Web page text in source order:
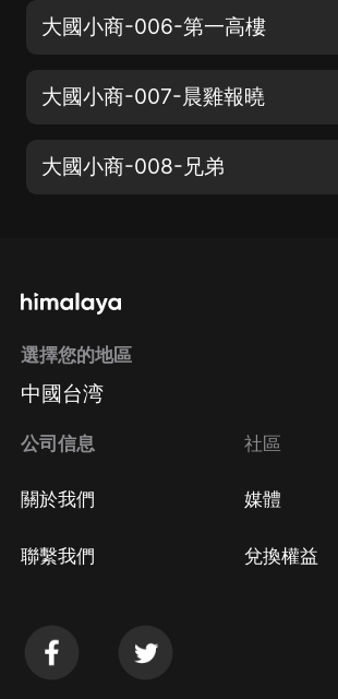
大國小商-006-第一高樓
大國小商-007-晨雞報曉
大國小商-008-兄弟
選擇您的地區
中國台湾
公司信息
關於我們
聯繫我們
社區
媒體
兌換權益